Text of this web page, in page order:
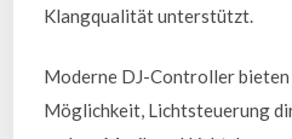
Klangqualität unterstützt.
Moderne DJ-Controller
Möglichkeit, Lichtsteuerung